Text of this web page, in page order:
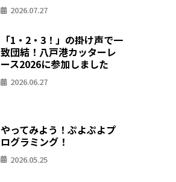
2026.07.27
「1・2・3！」の掛け声で一
致団結！八戸港カッターレ
ース2026に参加しました
2026.06.27
やってみよう！ぷよぷよプ
ログラミング！
2026.05.25